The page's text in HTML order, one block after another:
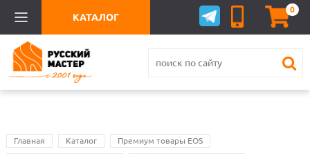
0
КАТАЛОГ
Главная Каталог Премиум товары EOS